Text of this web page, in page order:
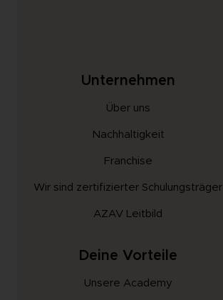
Unternehmen
Über uns
Nachhaltigkeit
Franchise
Wir sind zertifizierter Schulungsträger
AZAV Leitbild
Deine Vorteile
Unsere Academy